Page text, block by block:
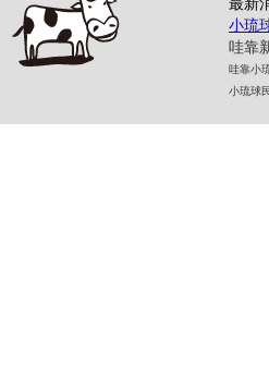
最新
小琉
哇靠
哇靠小
小琉球